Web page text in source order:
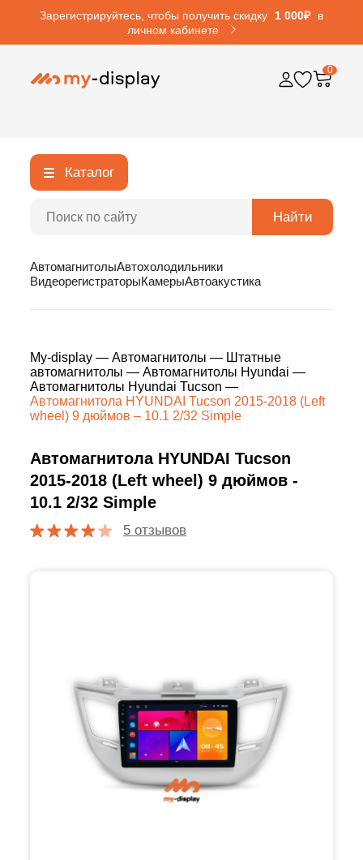
Зарегистрируйтесь, чтобы получить скидку 1 000₽
в
личном кабинете
0
Каталог
Найти
АвтомагнитолыАвтохолодильники
ВидеорегистраторыКамерыАвтоакустика
My-display — Автомагнитолы — Штатные
автомагнитолы — Автомагнитолы Hyundai —
Автомагнитолы Hyundai Tucson —
Автомагнитола HYUNDAI Tucson 2015-2018 (Left
wheel) 9 дюймов – 10.1 2/32 Simple
Автомагнитола HYUNDAI Tucson
2015-2018 (Left wheel) 9 дюймов -
10.1 2/32 Simple
5 отзывов